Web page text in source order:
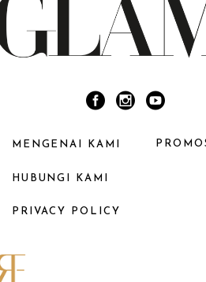
MENGENAI KAMI
HUBUNGI KAMI
PRIVACY POLICY